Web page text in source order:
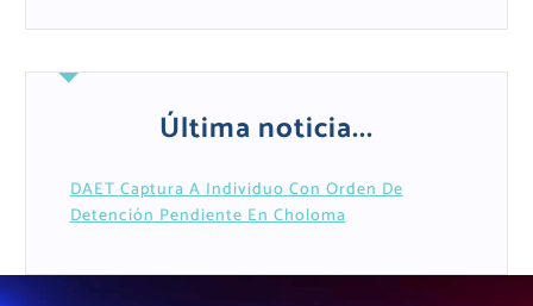
Última noticia...
DAET Captura A Individuo Con Orden De
Detención Pendiente En Choloma